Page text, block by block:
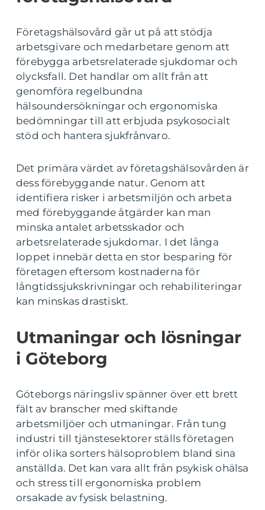
Företagshälsovård går ut på att stödja
arbetsgivare och medarbetare genom att
förebygga arbetsrelaterade sjukdomar och
olycksfall. Det handlar om allt från att
genomföra regelbundna
hälsoundersökningar och ergonomiska
bedömningar till att erbjuda psykosocialt
stöd och hantera sjukfrånvaro.
Det primära värdet av företagshälsovården är
dess förebyggande natur. Genom att
identifiera risker i arbetsmiljön och arbeta
med förebyggande åtgärder kan man
minska antalet arbetsskador och
arbetsrelaterade sjukdomar. I det långa
loppet innebär detta en stor besparing för
företagen eftersom kostnaderna för
långtidssjukskrivningar och rehabiliteringar
kan minskas drastiskt.
Utmaningar och lösningar
i Göteborg
Göteborgs näringsliv spänner över ett brett
fält av branscher med skiftande
arbetsmiljöer och utmaningar. Från tung
industri till tjänstesektorer ställs företagen
inför olika sorters hälsoproblem bland sina
anställda. Det kan vara allt från psykisk ohälsa
och stress till ergonomiska problem
orsakade av fysisk belastning.